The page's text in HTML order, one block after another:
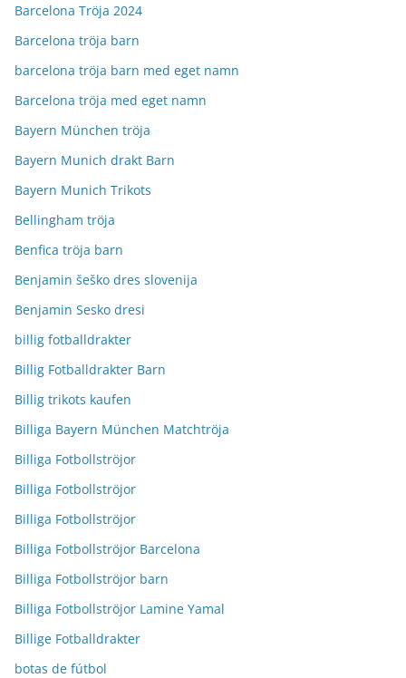
Barcelona Tröja 2024
Barcelona tröja barn
barcelona tröja barn med eget namn
Barcelona tröja med eget namn
Bayern München tröja
Bayern Munich drakt Barn
Bayern Munich Trikots
Bellingham tröja
Benfica tröja barn
Benjamin šeško dres slovenija
Benjamin Sesko dresi
billig fotballdrakter
Billig Fotballdrakter Barn
Billig trikots kaufen
Billiga Bayern München Matchtröja
Billiga Fotbollströjor
Billiga Fotbollströjor
Billiga Fotbollströjor
Billiga Fotbollströjor Barcelona
Billiga Fotbollströjor barn
Billiga Fotbollströjor Lamine Yamal
Billige Fotballdrakter
botas de fútbol